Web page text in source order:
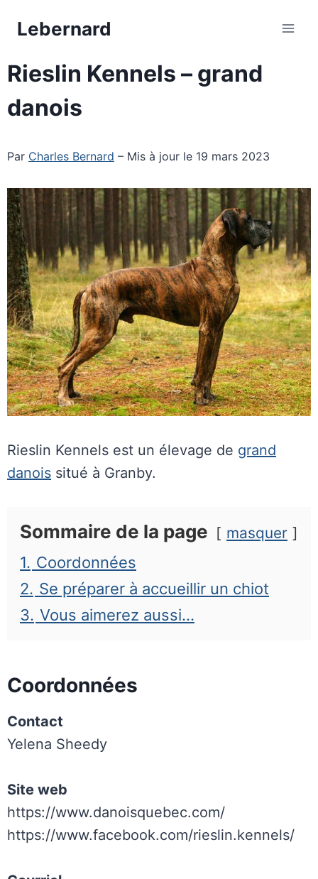
Lebernard
Rieslin Kennels – grand
danois
Par Charles Bernard – Mis à jour le 19 mars 2023
Rieslin Kennels est un élevage de grand
danois situé à Granby.
Sommaire de la page masquer
1. Coordonnées
2. Se préparer à accueillir un chiot
3. Vous aimerez aussi…
Coordonnées
Contact
Yelena Sheedy
Site web
https://www.danoisquebec.com/
https://www.facebook.com/rieslin.kennels/